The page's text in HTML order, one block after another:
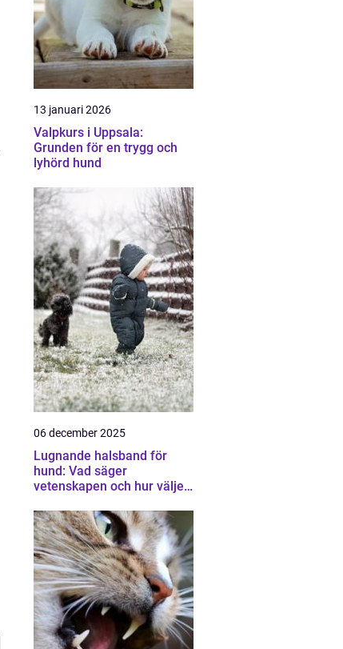
13 januari 2026
Valpkurs i Uppsala:
Grunden för en trygg och
lyhörd hund
06 december 2025
Lugnande halsband för
hund: Vad säger
vetenskapen och hur väljer